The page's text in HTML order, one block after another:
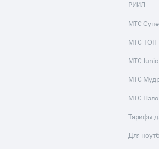
РИИЛ
МТС
МТС ТОП
МТС
МТС
МТС
Тарифы
Для